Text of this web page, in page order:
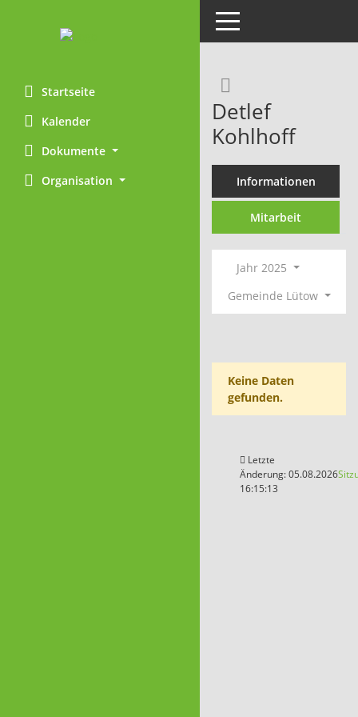
Startseite
Kalender
Dokumente
Organisation
Toggle navigation
Detlef
Kohlhoff
Informationen
Mitarbeit
Jahr 2025
Gemeinde Lütow
Keine Daten
gefunden.
Letzte
Änderung: 05.08.2026
16:15:13